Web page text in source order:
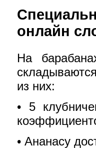
онлайн
На
из них:
• 5
• Ананасу